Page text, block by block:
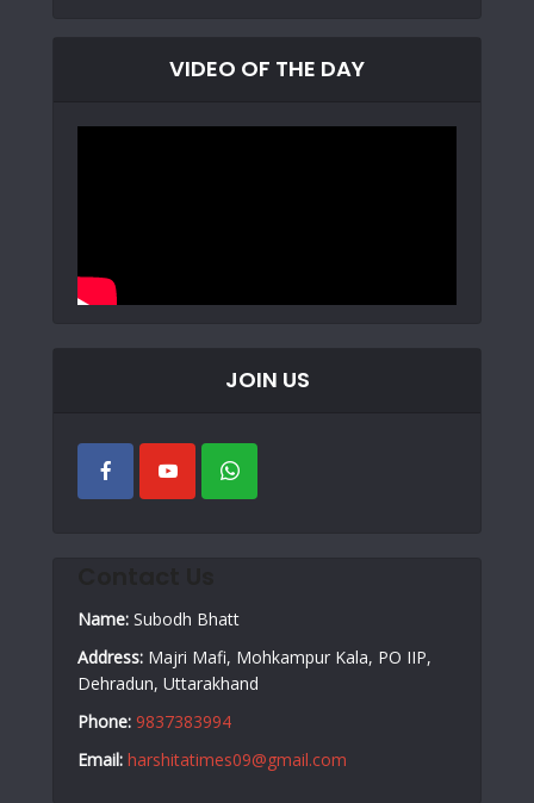
VIDEO OF THE DAY
JOIN US
Name: Subodh Bhatt
Address: Majri Mafi, Mohkampur Kala, PO IIP,
Dehradun, Uttarakhand
Phone: 9837383994
Email: harshitatimes09@gmail.com